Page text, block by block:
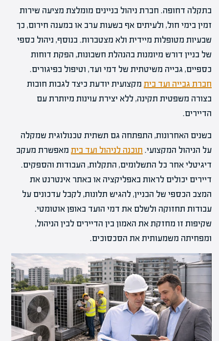
בתקלה דחופה. חברת ניהול בניינים מומלצת מציעה שירות
זמין בימי חול, ולעיתים אף בשעות ערב או במענה חירום, כך
שבעיות מטופלות מיידית ולא מצטברות. בנוסף, ניהול כספי
של בניין דורש מיומנות בהנהלת חשבונות, הפקת דוחות
כספיים, גבייה משיטתית של דמי ועד, וטיפול בפיגורים.
חברת גבייה ועד בית מקצועית יודעת כיצד לגבות חובות
בצורה משפטית תקינה, ללא יצירת עוינות מיותרת עם
הדיירים.
בשנים האחרונות, התפתחה גם תשתית טכנולוגית שמקלה
על הניהול המקצועי. תוכנה לניהול ועד בית מאפשרת מעקב
דיגיטלי אחר כל התשלומים, התקלות, העבודות והספקים.
דיירים יכולים לראות באפליקציה או באתר אינטרנט את
המצב הכספי של הבניין, להגיש תלונות, לקבל עדכונים על
עבודות תחזוקה ולשלם את דמי הועד באופן אוטומטי.
שקיפות זו מחזקת את האמון בין הדיירים לבין הניהול,
ומפחיתה משמעותית את הסכסוכים.